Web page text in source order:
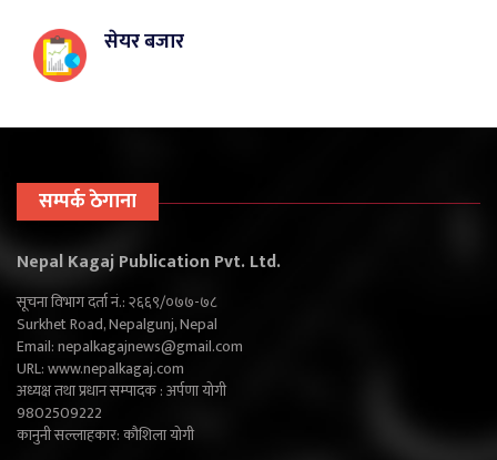
सेयर बजार
सम्पर्क ठेगाना
Nepal Kagaj Publication Pvt. Ltd.
सूचना विभाग दर्ता नं.: २६६९/०७७-७८
Surkhet Road, Nepalgunj, Nepal
Email:nepalkagajnews@gmail.com
URL: www.nepalkagaj.com
अध्यक्ष तथा प्रधान सम्पादक : अर्पणा योगी
9802509222
कानुनी सल्लाहकार: कौशिला योगी